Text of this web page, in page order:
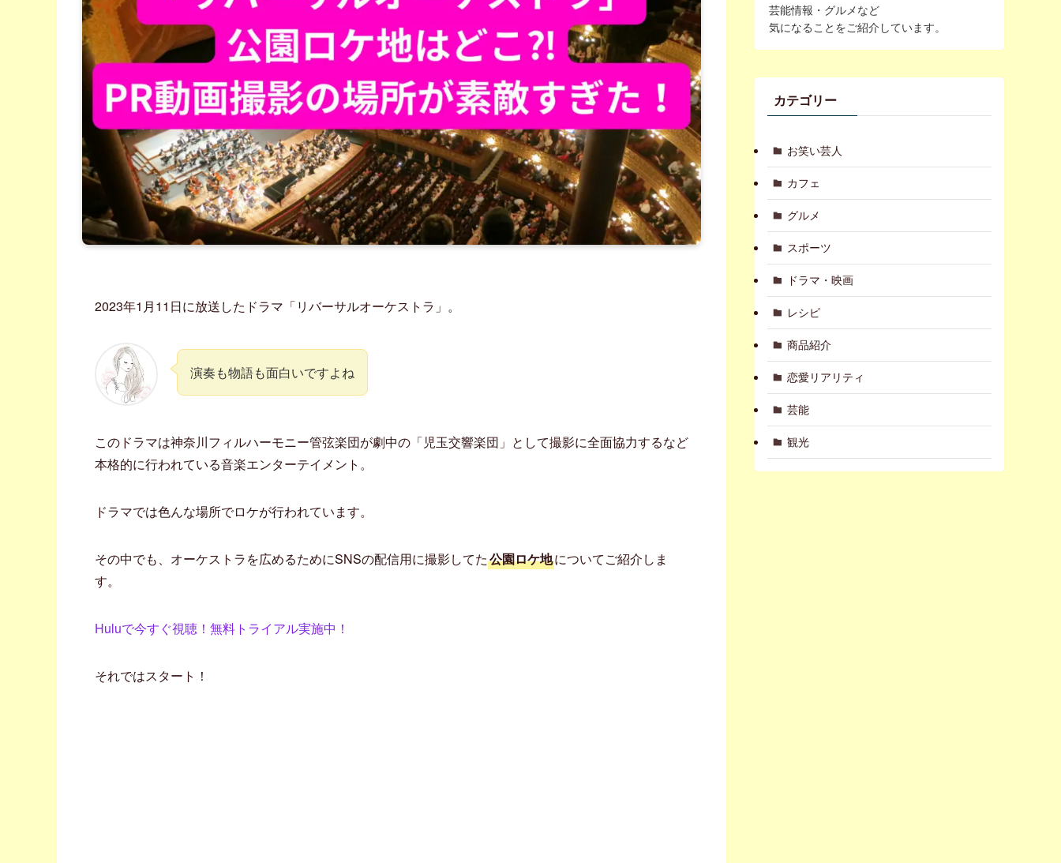
2023年1月11日に放送したドラマ「リバーサルオーケストラ」。
演奏も物語も面白いですよね
このドラマは神奈川フィルハーモニー管弦楽団が劇中の「児玉交響楽団」として撮影に全面協力するなど
本格的に行われている音楽エンターテイメント。
ドラマでは色んな場所でロケが行われています。
その中でも、オーケストラを広めるためにSNSの配信用に撮影してた公園ロケ地についてご紹介しま
す。
Huluで今すぐ視聴！無料トライアル実施中！
それではスタート！
芸能情報・グルメなど
気になることをご紹介しています。
カテゴリー
お笑い芸人
カフェ
グルメ
スポーツ
ドラマ・映画
レシピ
商品紹介
恋愛リアリティ
芸能
観光